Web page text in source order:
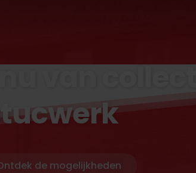
van
de mogelijkheden